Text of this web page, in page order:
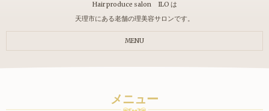
Hair produce salon ILO は
天理市にある老舗の理美容サロンです。
MENU
メニュー